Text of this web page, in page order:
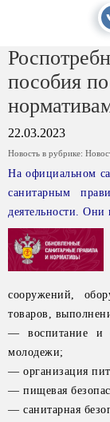
пособия
22.03.2023
Новость в рубрике:
На официальном
санитарным
деятельности.
сооружений,
товаров,
— воспитание и
молодежи;
— организация
— пищевая
— санитарная